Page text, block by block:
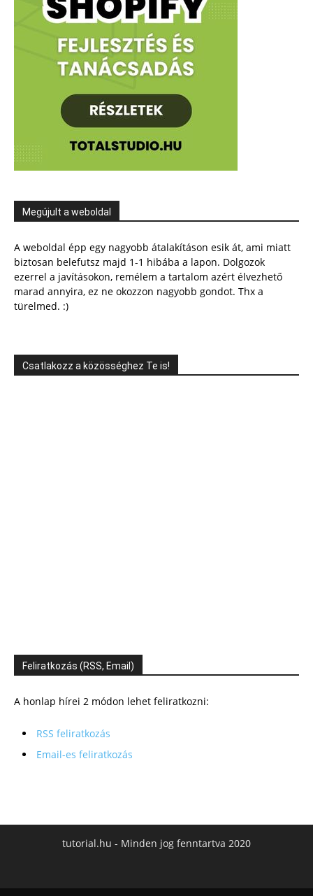
Megújult a weboldal
A weboldal épp egy nagyobb átalakításon esik át, ami miatt
biztosan belefutsz majd 1-1 hibába a lapon. Dolgozok
ezerrel a javításokon, remélem a tartalom azért élvezhető
marad annyira, ez ne okozzon nagyobb gondot. Thx a
türelmed. :)
Csatlakozz a közösséghez Te is!
Feliratkozás (RSS, Email)
A honlap hírei 2 módon lehet feliratkozni:
RSS feliratkozás
Email-es feliratkozás
tutorial.hu - Minden jog fenntartva 2020